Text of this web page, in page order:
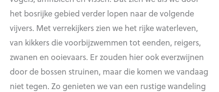
het bosrijke gebied verder lopen naar de volgende
vijvers. Met verrekijkers zien we het rijke waterleven,
van kikkers die voorbijzwemmen tot eenden, reigers,
zwanen en ooievaars. Er zouden hier ook everzwijnen
door de bossen struinen, maar die komen we vandaag
niet tegen. Zo genieten we van een rustige wandeling